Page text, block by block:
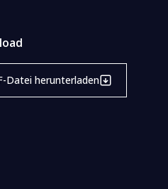
Datei herunterladen